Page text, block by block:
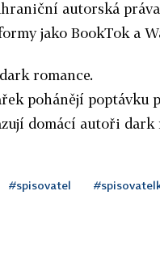
autorská
jako BookTok a
romance.
pohánějí poptávku
domácí autoři dark
#spisovatel